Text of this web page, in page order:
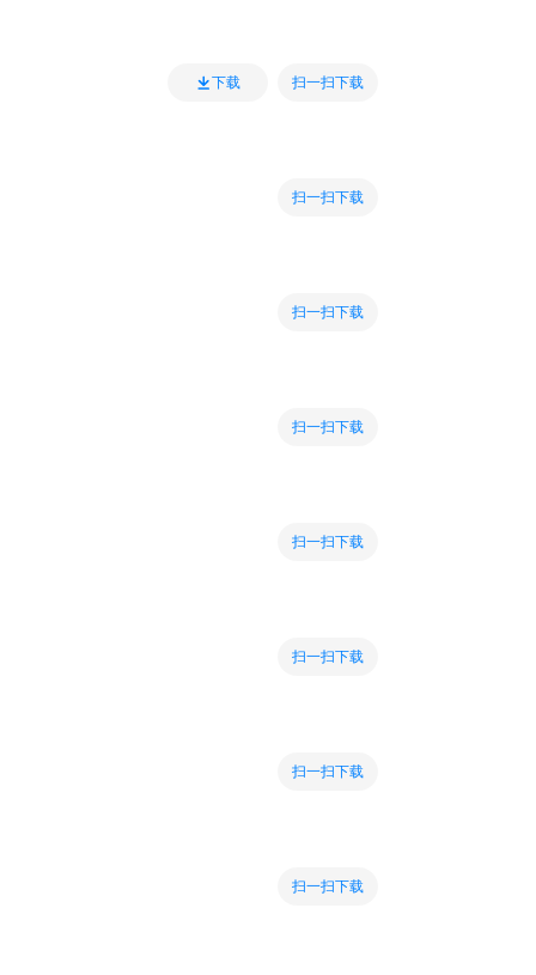
下载 扫一扫下载
扫一扫下载
扫一扫下载
扫一扫下载
扫一扫下载
扫一扫下载
扫一扫下载
扫一扫下载